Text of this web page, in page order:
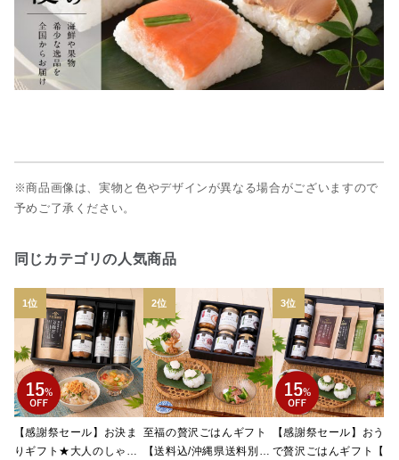
※商品画像は、実物と色やデザインが異なる場合がございますので
予めご了承ください。
同じカテゴリの人気商品
【感謝祭セール】お決ま
りギフト★大人のしゃけ
至福の贅沢ごはんギフト
【送料込/沖縄県送料別
【感謝祭セール】おうち
で贅沢ごはんギフト【送